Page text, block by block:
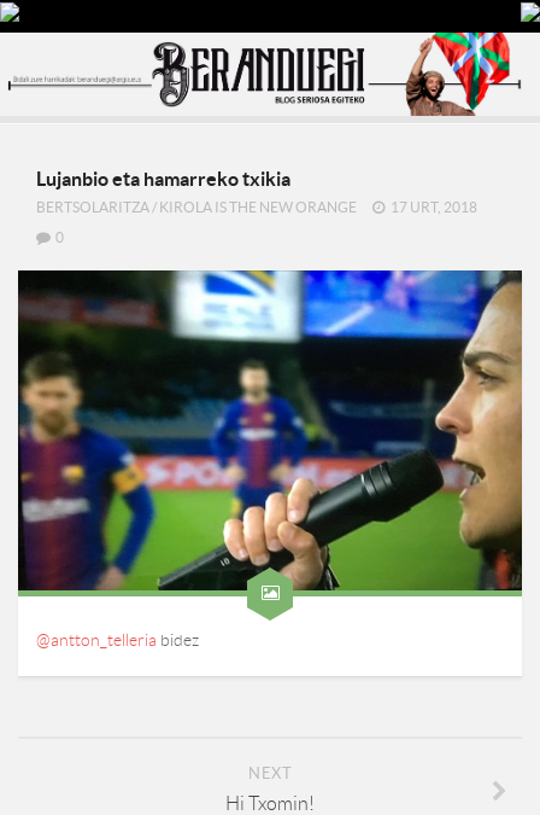
Lujanbio eta hamarreko txikia
BERTSOLARITZA / KIROLA IS THE NEW ORANGE
17 URT, 2018
0
@antton_telleria bidez
NEXT
Hi Txomin!